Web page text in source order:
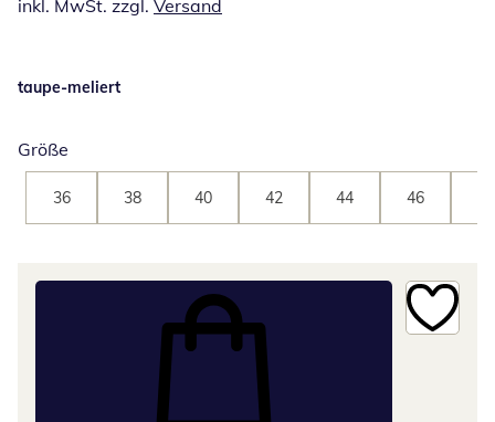
inkl. MwSt. zzgl. Versand
taupe-meliert
Größe
36 38 40 42 44 46